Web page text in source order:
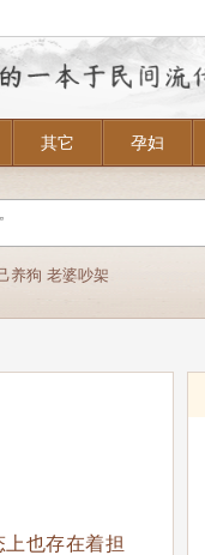
其它 孕妇
养狗 老婆吵架
也存在着担